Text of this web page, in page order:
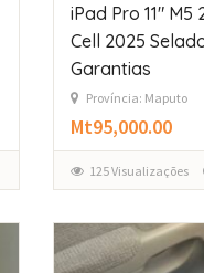
iPad Pro 11″ M5
Cell 2025
Garantias
Província: Maputo
Mt95,000.00
125 Visualizações